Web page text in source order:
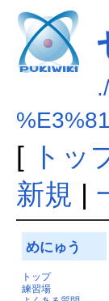
[ トッ
新規 |
めにゅう
トップ
練習場